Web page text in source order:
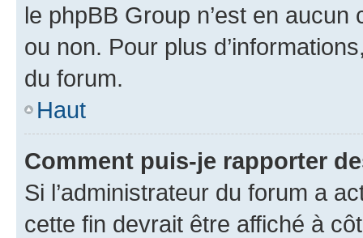
le phpBB Group n’est en
ou non. Pour plus
du forum.
Haut
Comment puis-je rapporter
Si l’administrateur du forum a
cette fin devrait être affiché à